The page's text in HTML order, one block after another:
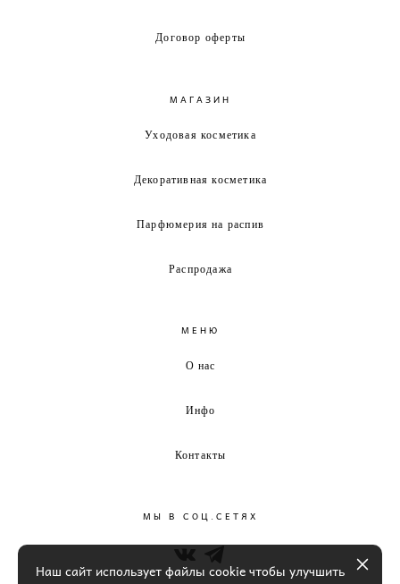
Договор оферты
МАГАЗИН
Уходовая косметика
Декоративная косметика
Парфюмерия на распив
Распродажа
МЕНЮ
О нас
Инфо
Контакты
МЫ В СОЦ.СЕТЯХ
Наш сайт использует файлы cookie чтобы улучшить